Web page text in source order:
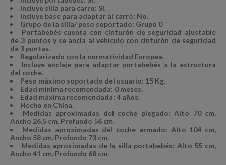
Incluye silla para carro: Si.
Incluye base para adaptar al carro: No.
Grupo de la silla/ peso soportado: Grupo 0
Portabebés cuenta con cinturón de seguridad ajustable
de 3 puntos y se ancla al vehículo con cinturón de seguridad
de 3 puntas.
Regularizado con la normatividad Europea.
Incluye anclaje para adaptar portabebés a la estructura
del coche.
Peso máximo soportado del usuario: 15 Kg.
Edad mínima recomendada: 0 meses.
Edad máxima recomendada: 4 años.
Hecho en China.
Medidas aproximadas del coche plegado: Alto 70 cm,
Ancho 26.5 cm, Profundo 56 cm.
Medidas aproximadas del coche armado: Alto 104 cm,
Ancho 58 cm, Profundo 73 cm.
Medidas aproximadas de la silla portabebés: Alto 55 cm,
Ancho 41 cm, Profundo 68 cm.